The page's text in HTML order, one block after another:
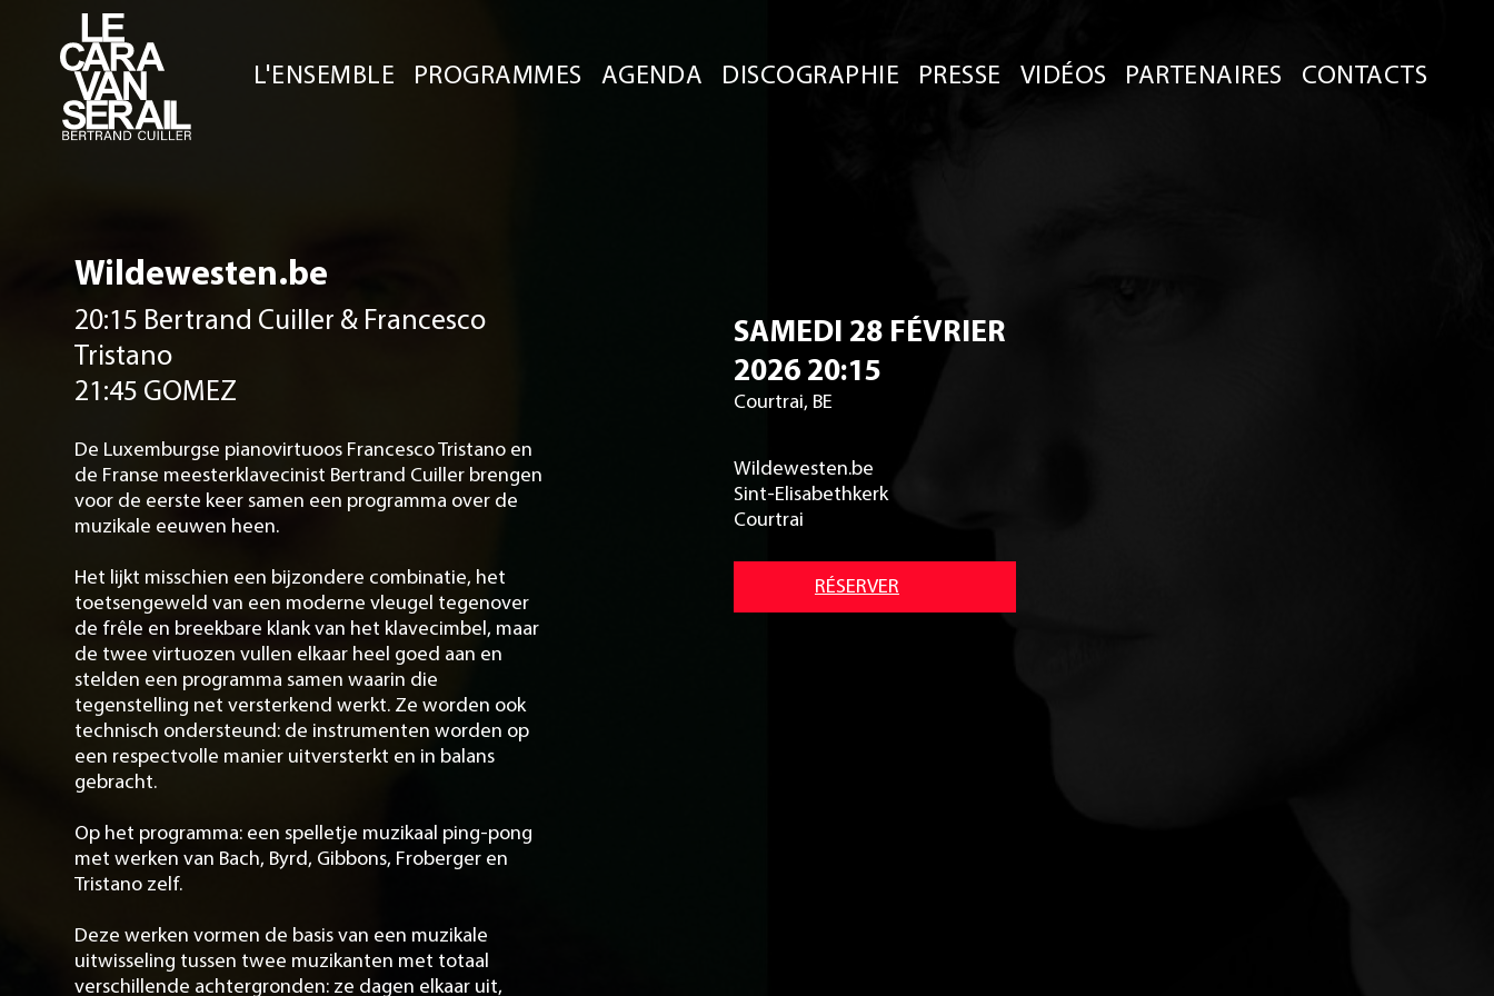
L'ENSEMBLE PROGRAMMES AGENDA DISCOGRAPHIE PRESSE VIDÉOS PARTENAIRES CONTACTS
Wildewesten.be
20:15 Bertrand Cuiller & Francesco
Tristano
21:45 GOMEZ
De Luxemburgse pianovirtuoos Francesco Tristano en
de Franse meesterklavecinist Bertrand Cuiller brengen
voor de eerste keer samen een programma over de
muzikale eeuwen heen.
Het lijkt misschien een bijzondere combinatie, het
toetsengeweld van een moderne vleugel tegenover
de frêle en breekbare klank van het klavecimbel, maar
de twee virtuozen vullen elkaar heel goed aan en
stelden een programma samen waarin die
tegenstelling net versterkend werkt. Ze worden ook
technisch ondersteund: de instrumenten worden op
een respectvolle manier uitversterkt en in balans
gebracht.
Op het programma: een spelletje muzikaal ping-pong
met werken van Bach, Byrd, Gibbons, Froberger en
Tristano zelf.
Deze werken vormen de basis van een muzikale
uitwisseling tussen twee muzikanten met totaal
verschillende achtergronden: ze dagen elkaar uit,
SAMEDI 28 FÉVRIER
2026 20:15
Courtrai, BE
Wildewesten.be
Sint-Elisabethkerk
Courtrai
RÉSERVER